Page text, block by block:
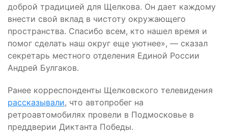
доброй традицией для Щелкова. Он дает каждому
внести свой вклад в чистоту окружающего
пространства. Спасибо всем, кто нашел время и
помог сделать наш округ еще уютнее», — сказал
секретарь местного отделения Единой России
Андрей Булгаков.
Ранее корреспонденты Щелковского телевидения
рассказывали, что автопробег на
ретроавтомобилях провели в Подмосковье в
преддверии Диктанта Победы.